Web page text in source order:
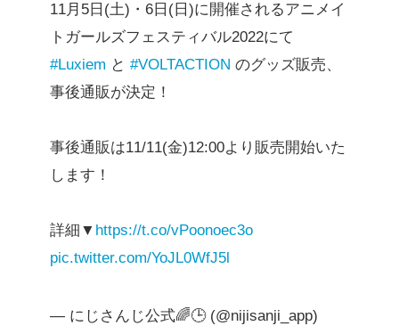
11月5日(土)・6日(日)に開催されるアニメイ
トガールズフェスティバル2022にて
#Luxiem と #VOLTACTION のグッズ販売、
事後通販が決定！
事後通販は11/11(金)12:00より販売開始いた
します！
詳細▼ https://t.co/vPoonoec3o
pic.twitter.com/YoJL0WfJ5l
— にじさんじ公式🌈🕒 (@nijisanji_app)